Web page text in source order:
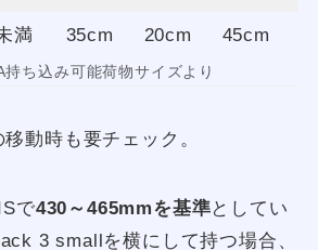
満 35cm 20cm 45cm
ち込み可能荷物サイズより
動時も要チェック。
で430～465mmを基準としてい
3 smallを横にして持つ場合、